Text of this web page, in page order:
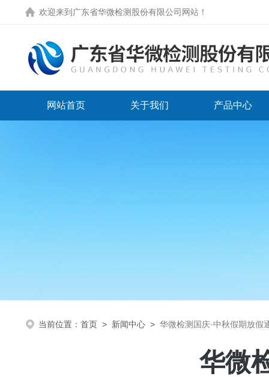
欢迎来到 广东省华微检测股份有限公司网站 ！
网站首页 关于我们 产品中心
当前位置： 首页 > 新闻中心 > 华微检测国庆·中秋假期放假
华微